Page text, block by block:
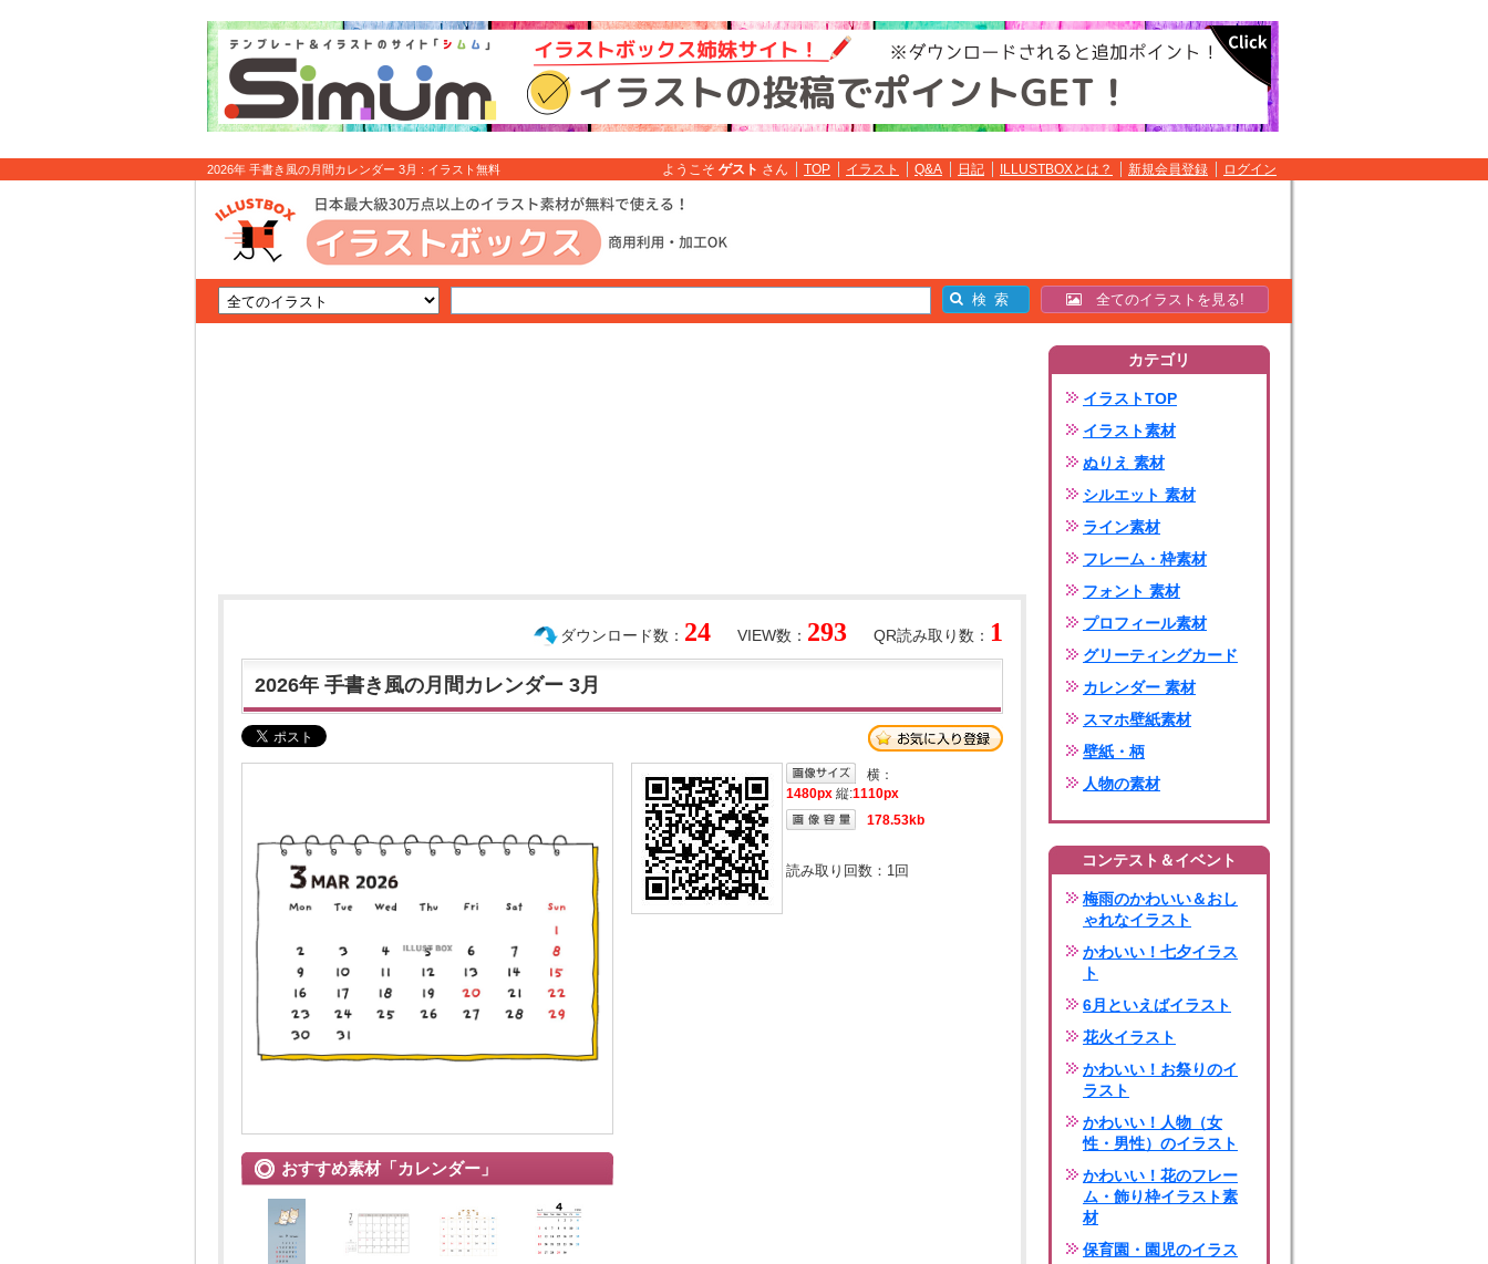
2026年 手書き風の月間カレンダー 3月 : イラスト無料 ようこそ ゲスト さん TOP イラスト Q&A 日記 ILLUSTBOXとは？ 新規会員登録 ログイン
全てのイラストを見る!
QR読み取り数： 1
VIEW数： 293
ダウンロード数： 24
2026年 手書き風の月間カレンダー 3月
おすすめ素材「カレンダー」
横：
1480px 縦:1110px
178.53kb
読み取り回数： 1回
カテゴリ
イラストTOP
イラスト素材
ぬりえ 素材
シルエット 素材
ライン素材
フレーム・枠素材
フォント 素材
プロフィール素材
グリーティングカード
カレンダー 素材
スマホ壁紙素材
壁紙・柄
人物の素材
コンテスト＆イベント
梅雨のかわいい＆おし
ゃれなイラスト
かわいい！七夕イラス
ト
6月といえばイラスト
花火イラスト
かわいい！お祭りのイ
ラスト
かわいい！人物（女
性・男性）のイラスト
かわいい！花のフレー
ム・飾り枠イラスト素
材
保育園・園児のイラス